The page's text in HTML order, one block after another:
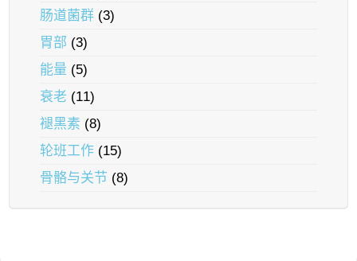
肠道菌群 (3)
胃部 (3)
能量 (5)
衰老 (11)
褪黑素 (8)
轮班工作 (15)
骨骼与关节 (8)